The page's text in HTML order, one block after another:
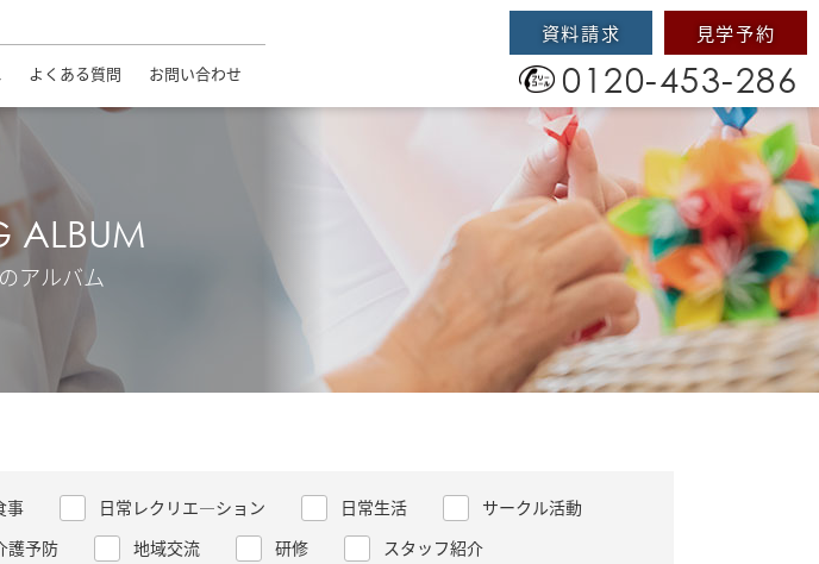
よくある質問 お問い合わせ
資料請求 見学予約
0120-453-286
ALBUM
アルバム
事 日常レクリエ―ション 日常生活
サークル活動
護予防 地域交流 研修
スタッフ紹介